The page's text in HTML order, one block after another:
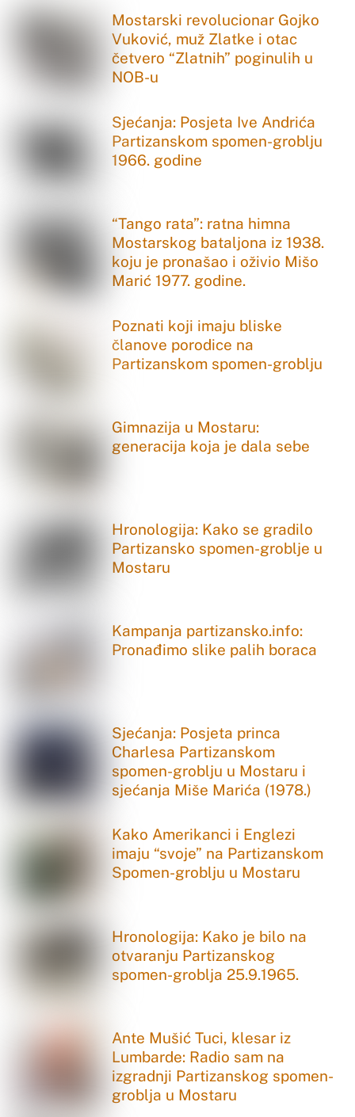
Mostarski revolucionar Gojko
Vuković, muž Zlatke i otac
četvero “Zlatnih” poginulih u
NOB-u
Sjećanja: Posjeta Ive Andrića
Partizanskom spomen-groblju
1966. godine
“Tango rata”: ratna himna
Mostarskog bataljona iz 1938.
koju je pronašao i oživio Mišo
Marić 1977. godine.
Poznati koji imaju bliske
članove porodice na
Partizanskom spomen-groblju
Gimnazija u Mostaru:
generacija koja je dala sebe
Hronologija: Kako se gradilo
Partizansko spomen-groblje u
Mostaru
Kampanja partizansko.info:
Pronađimo slike palih boraca
Sjećanja: Posjeta princa
Charlesa Partizanskom
spomen-groblju u Mostaru i
sjećanja Miše Marića (1978.)
Kako Amerikanci i Englezi
imaju “svoje” na Partizanskom
Spomen-groblju u Mostaru
Hronologija: Kako je bilo na
otvaranju Partizanskog
spomen-groblja 25.9.1965.
Ante Mušić Tuci, klesar iz
Lumbarde: Radio sam na
izgradnji Partizanskog spomen-
groblja u Mostaru